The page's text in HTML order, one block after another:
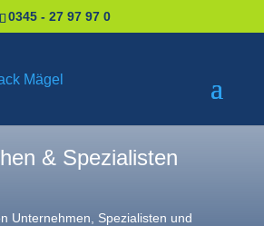
0345 - 27 97 97 0
& Spezialisten
Unternehmen, Spezialisten und